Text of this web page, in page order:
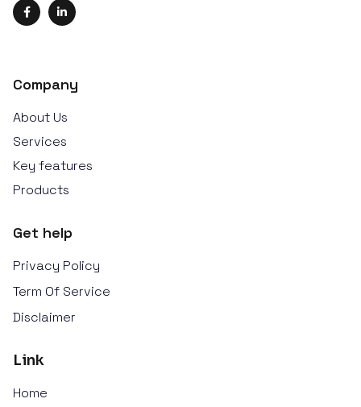
Company
About Us
Services
Key features
Products
Get help
Privacy Policy
Term Of Service
Disclaimer
Link
Home